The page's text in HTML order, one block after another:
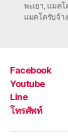
พะเยา, แมคโ
แมคโครับจ้าง
Facebook
Youtube
Line
โทรศัพท์